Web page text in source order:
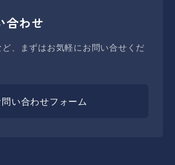
合わせ
、まずはお気軽にお問い合せくだ
い合わせフォーム